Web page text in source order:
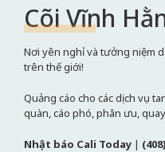
Cõi Vĩnh
Nơi yên nghỉ và tưởng niệm
trên thế giới!
Quảng cáo cho các dịch vụ
quàn, cáo phó, phân ưu,
Nhật báo Cali Today |